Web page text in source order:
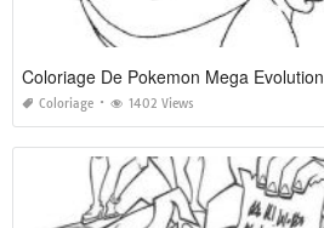
Coloriage De Pokemon Mega Evolution
Coloriage 1402 Views